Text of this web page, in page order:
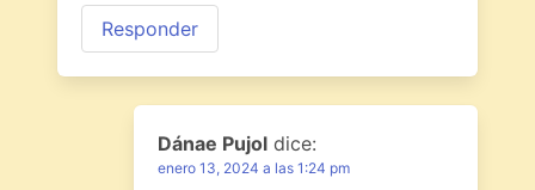
Responder
Dánae Pujol dice:
enero 13, 2024 a las 1:24 pm